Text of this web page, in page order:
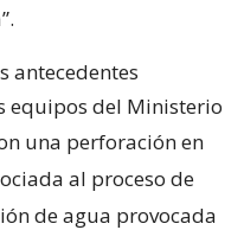
antecedentes
equipos del Ministerio
una perforación en
al proceso de
de agua provocada